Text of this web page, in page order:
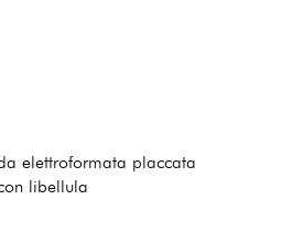
elettroformata placcata
libellula